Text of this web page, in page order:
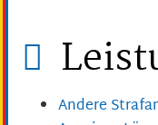
Andere